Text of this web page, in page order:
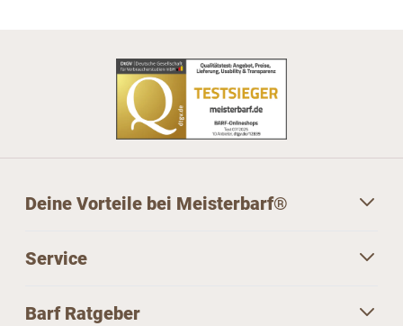
Deine Vorteile bei Meisterbarf®
Service
Barf Ratgeber